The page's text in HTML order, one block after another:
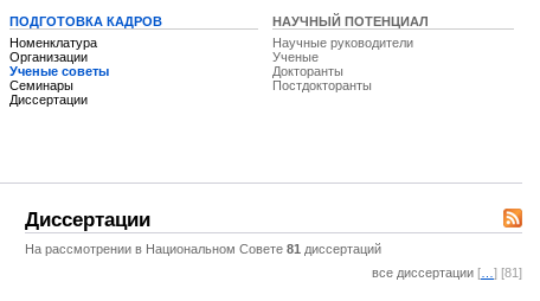
ПОДГОТОВКА КАДРОВ
Номенклатура
Организации
Ученые советы
Семинары
Диссертации
НАУЧНЫЙ ПОТЕНЦИАЛ
Научные руководители
Ученые
Докторанты
Постдокторанты
Диссертации
На рассмотрении в Национальном Совете 81 диссертаций
все диссертации [ ] [81]